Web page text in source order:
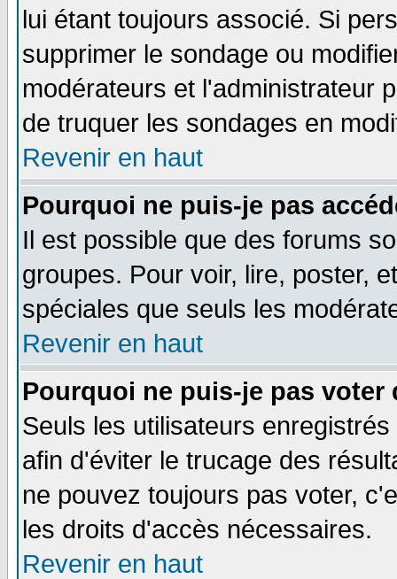
lui étant toujours associé. Si
supprimer le sondage ou
modérateurs et l'administrateur
de truquer les sondages en
Revenir en haut
Pourquoi ne puis-je pas
Il est possible que des forums
groupes. Pour voir, lire, poster,
spéciales que seuls les
Revenir en haut
Pourquoi ne puis-je pas voter
Seuls les utilisateurs
afin d'éviter le trucage des
ne pouvez toujours pas voter,
les droits d'accès nécessaires.
Revenir en haut